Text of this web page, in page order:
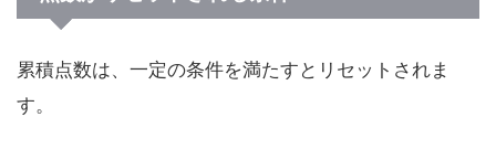
累積点数は、一定の条件を満たすとリセットされま
す。